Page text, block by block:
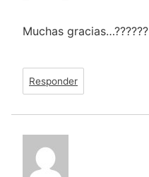
Muchas gracias…??????
Responder